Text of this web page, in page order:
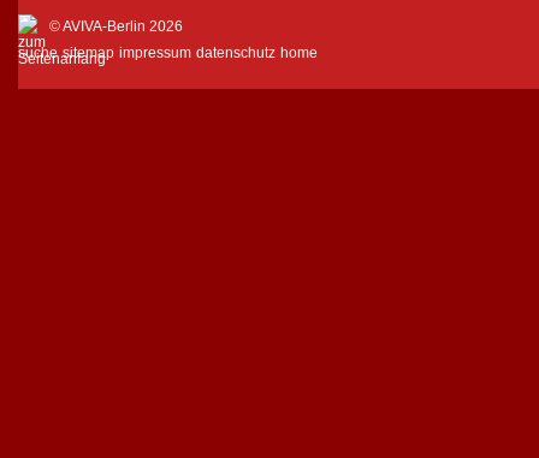
© AVIVA-Berlin 2026
suche sitemap impressum datenschutz home